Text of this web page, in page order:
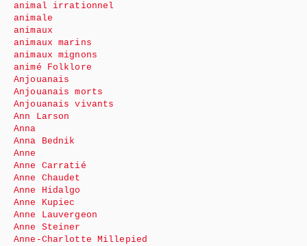
animal irrationnel
animale
animaux
animaux marins
animaux mignons
animé Folklore
Anjouanais
Anjouanais morts
Anjouanais vivants
Ann Larson
Anna
Anna Bednik
Anne
Anne Carratié
Anne Chaudet
Anne Hidalgo
Anne Kupiec
Anne Lauvergeon
Anne Steiner
Anne-Charlotte Millepied